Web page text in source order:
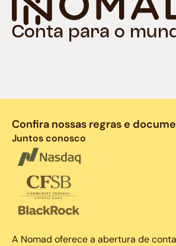
Conta para o
Confira nossas regras e
Juntos conosco
A Nomad oferece a abertura de